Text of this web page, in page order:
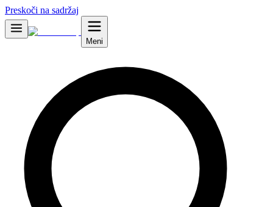
Preskoči na sadržaj
Meni